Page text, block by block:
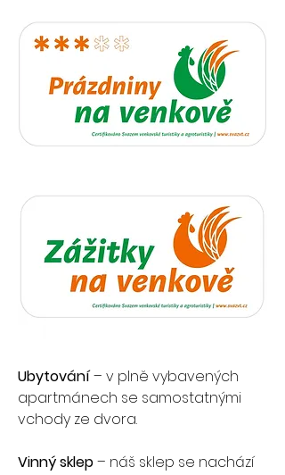
Ubytování– v plně vybavených
apartmánech se samostatnými
vchody ze dvora.
Vinný sklep – náš sklep se nachází